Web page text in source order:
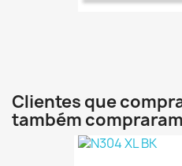
Clientes que
também